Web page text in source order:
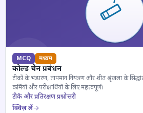
MCQ मध्यम
कोल्ड चेन प्रबंधन
टीकों के भंडारण, तापमान नियंत्रण और शीत श्रृंखला के
कर्मियों और परीक्षार्थियों के लिए महत्वपूर्ण।
टीके और प्रतिरक्षण प्रश्नोत्तरी
क्विज़ लें